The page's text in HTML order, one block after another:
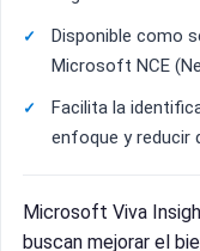
Disponible como
Microsoft NCE
Facilita la
enfoque y reducir
Microsoft Viva
buscan mejorar el